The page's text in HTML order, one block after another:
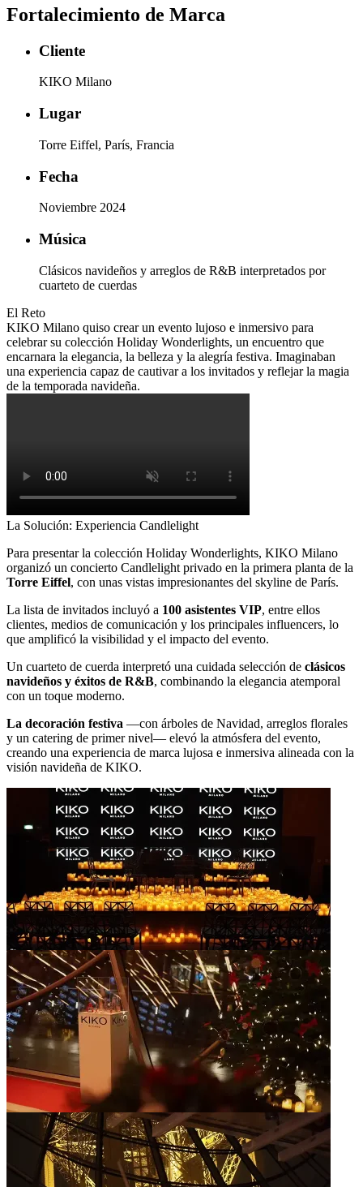
Fortalecimiento de Marca
Cliente
KIKO Milano
Lugar
Torre Eiffel, París, Francia
Fecha
Noviembre 2024
Música
Clásicos navideños y arreglos de R&B interpretados por
cuarteto de cuerdas
El Reto
KIKO Milano quiso crear un evento lujoso e inmersivo para
celebrar su colección Holiday Wonderlights, un encuentro que
encarnara la elegancia, la belleza y la alegría festiva. Imaginaban
una experiencia capaz de cautivar a los invitados y reflejar la magia
de la temporada navideña.
La Solución: Experiencia Candlelight
Para presentar la colección Holiday Wonderlights, KIKO Milano
organizó un concierto Candlelight privado en la primera planta de la
Torre Eiffel, con unas vistas impresionantes del skyline de París.
La lista de invitados incluyó a 100 asistentes VIP, entre ellos
clientes, medios de comunicación y los principales influencers, lo
que amplificó la visibilidad y el impacto del evento.
Un cuarteto de cuerda interpretó una cuidada selección de clásicos
navideños y éxitos de R&B, combinando la elegancia atemporal
con un toque moderno.
La decoración festiva —con árboles de Navidad, arreglos florales
y un catering de primer nivel— elevó la atmósfera del evento,
creando una experiencia de marca lujosa e inmersiva alineada con la
visión navideña de KIKO.